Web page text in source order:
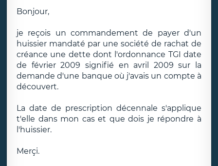
Bonjour,
je reçois un commandement de payer d'un
huissier mandaté par une société de rachat de
créance une dette dont l'ordonnance TGI date
de février 2009 signifié en avril 2009 sur la
demande d'une banque où j'avais un compte à
découvert.
La date de prescription décennale s'applique
t'elle dans mon cas et que dois je répondre à
l'huissier.
Merçi.